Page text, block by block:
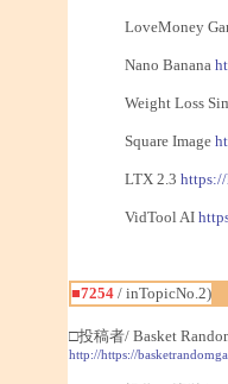
LoveMoney
Nano Banana
Weight Loss
Square Image
LTX 2.3
VidTool AI
■7254/ inTopicNo.2)
□投稿者/ Basket
http://https://